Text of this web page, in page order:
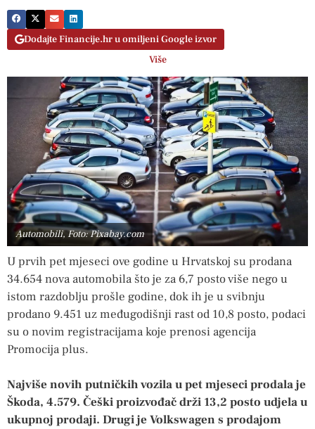
Dodajte Financije.hr u omiljeni Google izvor
Više
Automobili, Foto: Pixabay.com
U prvih pet mjeseci ove godine u Hrvatskoj su prodana
34.654 nova automobila što je za 6,7 posto više nego u
istom razdoblju prošle godine, dok ih je u svibnju
prodano 9.451 uz međugodišnji rast od 10,8 posto, podaci
su o novim registracijama koje prenosi agencija
Promocija plus.
Najviše novih putničkih vozila u pet mjeseci prodala je
Škoda, 4.579. Češki proizvođač drži 13,2 posto udjela u
ukupnoj prodaji. Drugi je Volkswagen s prodajom